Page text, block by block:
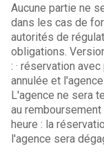
Aucune partie ne
dans les cas de
autorités de
obligations.
: · réservation
annulée et
L'agence ne sera
au remboursement
heure : la
l'agence sera